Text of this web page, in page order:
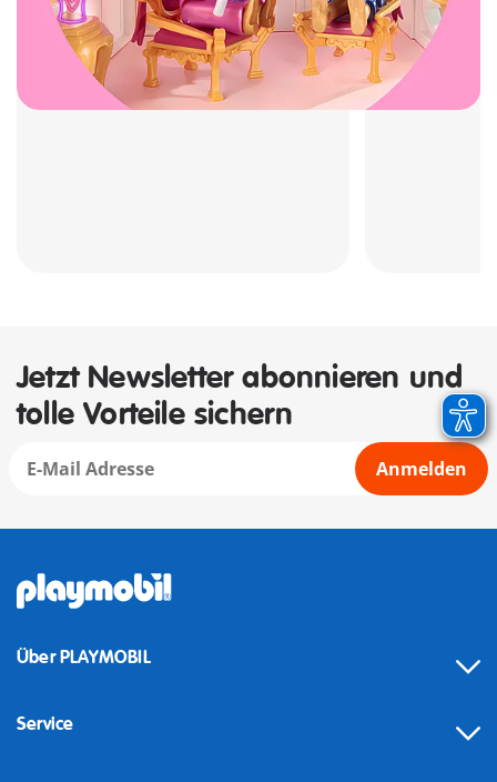
Jetzt Newsletter abonnieren und
tolle Vorteile sichern
Anmelden
Über PLAYMOBIL
Service